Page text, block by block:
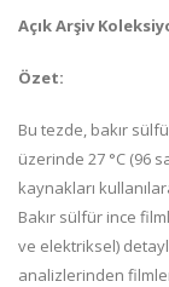
Açık Arşiv
Özet:
Bu tezde, bakır
üzerinde 27 °C (96
kaynakları
Bakır sülfür ince
ve elektriksel) detaylı
analizlerinden